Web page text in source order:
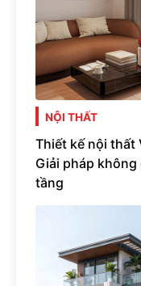
NỘI THẤT
Thiết kế nội thất
Giải pháp
tầng